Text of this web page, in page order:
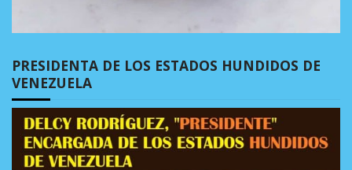
PRESIDENTA DE LOS ESTADOS HUNDIDOS DE
VENEZUELA